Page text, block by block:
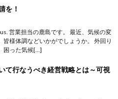
を！
営業担当の鹿島です。 最近、気候の変
皆様体調などいかがでしょうか。 外回り
困った気候[…]
て行なうべき経営戦略とは～可視